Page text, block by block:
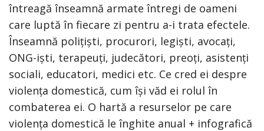
întreagă înseamnă armate întregi de oameni
care luptă în fiecare zi pentru a-i trata efectele.
Înseamnă polițiști, procurori, legiști, avocați,
ONG-iști, terapeuți, judecători, preoți, asistenți
sociali, educatori, medici etc. Ce cred ei despre
violența domestică, cum își văd ei rolul în
combaterea ei. O hartă a resurselor pe care
violența domestică le înghite anual + infografică